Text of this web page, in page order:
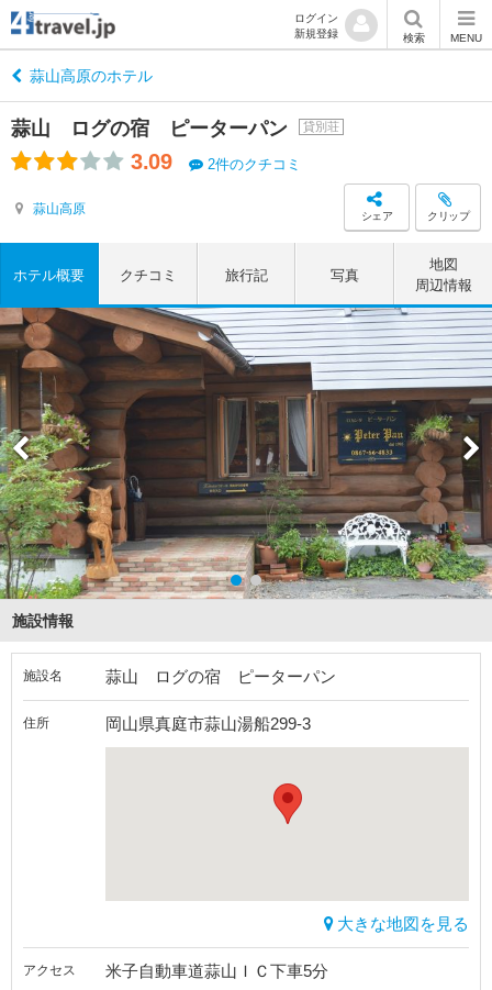
ログイン
新規登録
検索 MENU
蒜山高原のホテル
蒜山 ログの宿 ピーターパン 貸別荘
3.09 2件のクチコミ
蒜山高原 シェア クリップ
ホテル概要 クチコミ 旅行記 写真
地図
周辺情報
施設情報
施設名 蒜山 ログの宿 ピーターパン
住所 岡山県真庭市蒜山湯船299-3
大きな地図を見る
アクセス 米子自動車道蒜山ＩＣ下車5分